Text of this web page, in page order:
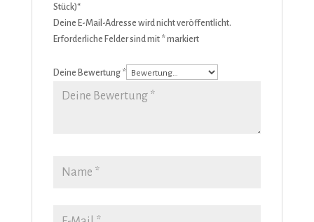
Stück)“
Deine E-Mail-Adresse wird nicht veröffentlicht.
Erforderliche Felder sind mit *markiert
Deine Bewertung *